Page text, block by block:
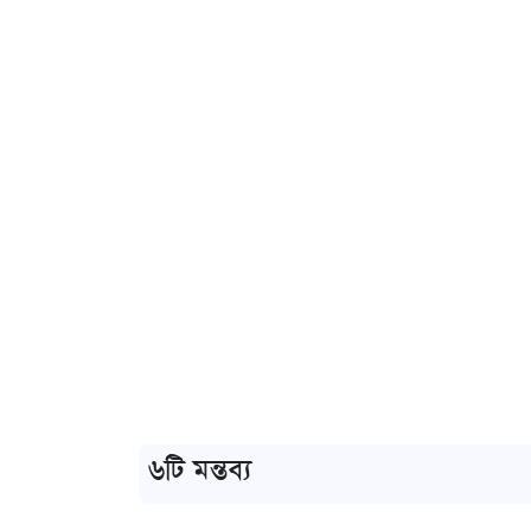
৬টি মন্তব্য